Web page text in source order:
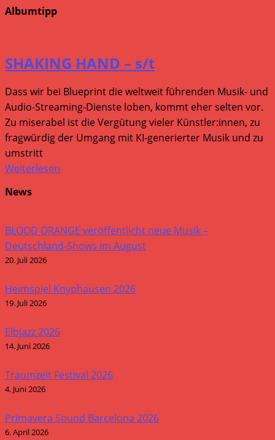
Albumtipp
SHAKING HAND – s/t
Dass wir bei Blueprint die weltweit führenden Musik- und
Audio-Streaming-Dienste loben, kommt eher selten vor.
Zu miserabel ist die Vergütung vieler Künstler:innen, zu
fragwürdig der Umgang mit KI-generierter Musik und zu
umstritt
Weiterlesen
News
BLOOD ORANGE veröffentlicht neue Musik –
Deutschland-Shows im August
20. Juli 2026
Heimspiel Knyphausen 2026
19. Juli 2026
Elbjazz 2026
14. Juni 2026
Traumzeit Festival 2026
4. Juni 2026
Primavera Sound Barcelona 2026
6. April 2026